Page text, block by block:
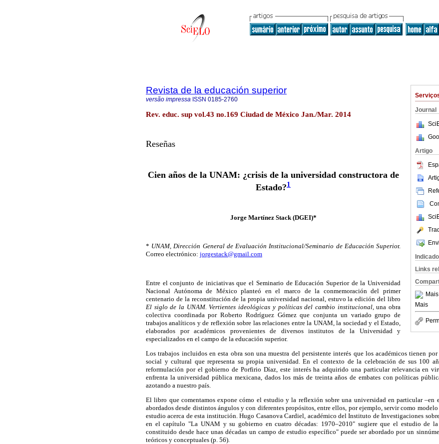
Journal
Artigo
Links
Mais
Mais
Revista de la educación superior
versão impressa ISSN 0185-2760
Rev. educ. sup vol.43 no.169 Ciudad de México Jan./Mar. 2014
Reseñas
Cien años de la UNAM: ¿crisis de la universidad constructora de
Estado?1
Jorge Martínez Stack (DGEI)*
* UNAM, Dirección General de Evaluación Institucional/Seminario de Educación Superior.
Correo electrónico: jorgestack@gmail.com
Entre el conjunto de iniciativas que el Seminario de Educación Superior de la Universidad
Nacional Autónoma de México planteó en el marco de la conmemoración del primer
centenario de la reconstitución de la propia universidad nacional, estuvo la edición del libro
El siglo de la UNAM. Vertientes ideológicas y políticas del cambio institucional, una obra
colectiva coordinada por Roberto Rodríguez Gómez que conjunta un variado grupo de
trabajos analíticos y de reflexión sobre las relaciones entre la UNAM, la sociedad y el Estado,
elaborados por académicos provenientes de diversos institutos de la Universidad y
especializados en el campo de la educación superior.
Los trabajos incluidos en esta obra son una muestra del persistente interés que los académicos tienen
social y cultural que representa su propia universidad. En el contexto de la celebración de sus 100
reformulación por el gobierno de Porfirio Díaz, este interés ha adquirido una particular relevancia en
enfrenta la universidad pública mexicana, dados los más de treinta años de embates con políticas
azotando a nuestro país.
El libro que comentamos expone cómo el estudio y la reflexión sobre una universidad en particular –en
abordados desde distintos ángulos y con diferentes propósitos, entre ellos, por ejemplo, servir como modelo
estudio acerca de esta institución. Hugo Casanova Cardiel, académico del Instituto de Investigaciones
en el capítulo "La UNAM y su gobierno en cuatro décadas: 1970–2010" sugiere que el estudio de la
constituido desde hace unas décadas un campo de estudio específico" puede ser abordado por un
teóricos y conceptuales (p. 56).